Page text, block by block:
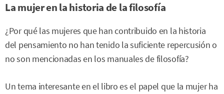
La mujer en la historia de la filosofía
¿Por qué las mujeres que han contribuido en la historia
del pensamiento no han tenido la suficiente repercusión o
no son mencionadas en los manuales de filosofía?
Un tema interesante en el libro es el papel que la mujer ha